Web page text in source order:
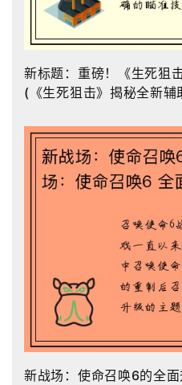
新标题：重磅！《生死狙
(《生死狙击》揭秘全新
新战场：使命召唤6的全